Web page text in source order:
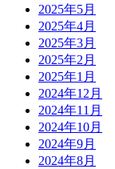
2025年5月
2025年4月
2025年3月
2025年2月
2025年1月
2024年12月
2024年11月
2024年10月
2024年9月
2024年8月